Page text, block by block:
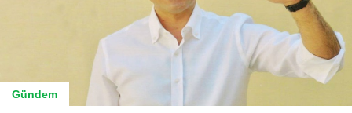
Gündem